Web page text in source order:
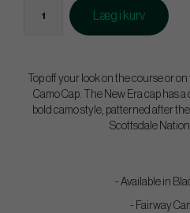
Læg i kurv
Top off your look on the course or
Camo Cap. The New Era cap has
bold camo style, patterned after
Scottsdale
- Available in
- Fairway